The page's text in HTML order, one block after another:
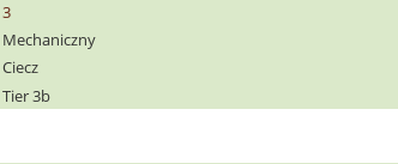
3
Mechaniczny
Ciecz
Tier 3b